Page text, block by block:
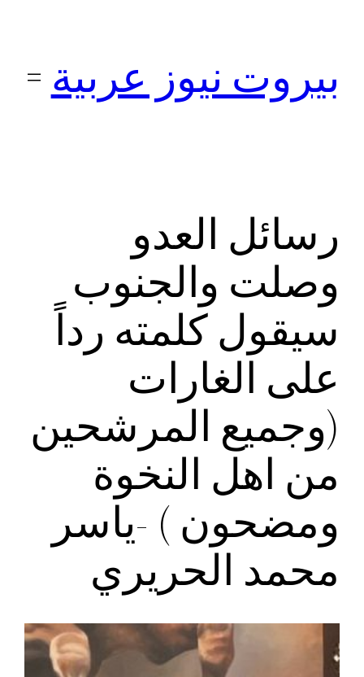
بيروت نيوز عربية
رسائل العدو
وصلت والجنوب
سيقول كلمته رداً
على الغارات
(وجميع المرشحين
من اهل النخوة
ومضحون ) -ياسر
محمد الحريري